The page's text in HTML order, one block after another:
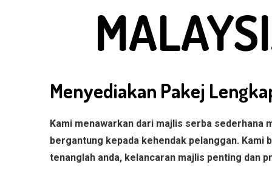
Menyediakan Pakej
Kami menawarkan dari majlis serba sederhana
bergantung kepada kehendak pelanggan.
tenanglah anda, kelancaran majlis penting dan